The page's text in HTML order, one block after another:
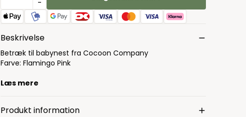
-
Beskrivelse
Betræk til babynest fra Cocoon Company
Farve: Flamingo Pink
Læs mere
Produkt information